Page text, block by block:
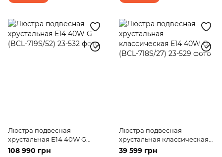
Люстра подвесная
хрустальная E14 40W G
(BCL-719S/52)
108 990 грн
Люстра подвесная
хрустальная классическая
E14 40W G (BCL-718S/27)
39 599 грн